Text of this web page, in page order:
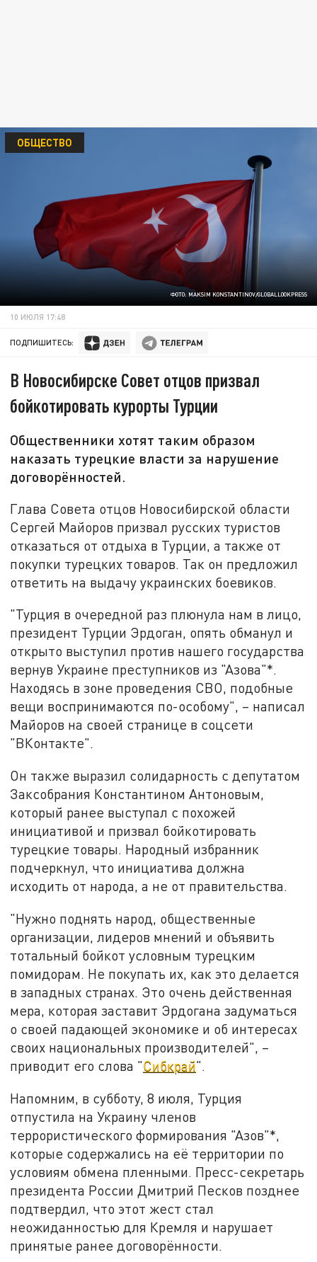
ФОТО: MAKSIM KONSTANTINOV/GLOBALLOOKPRESS
ОБЩЕСТВО
10 ИЮЛЯ 17:48
ПОДПИШИТЕСЬ:
В Новосибирске Совет отцов призвал
бойкотировать курорты Турции
Общественники хотят таким образом
наказать турецкие власти за нарушение
договорённостей.
Глава Совета отцов Новосибирской области
Сергей Майоров призвал русских туристов
отказаться от отдыха в Турции, а также от
покупки турецких товаров. Так он предложил
ответить на выдачу украинских боевиков.
"Турция в очередной раз плюнула нам в лицо,
президент Турции Эрдоган, опять обманул и
открыто выступил против нашего государства
вернув Украине преступников из "Азова"*.
Находясь в зоне проведения СВО, подобные
вещи воспринимаются по-особому", – написал
Майоров на своей странице в соцсети
"ВКонтакте".
Он также выразил солидарность с депутатом
Заксобрания Константином Антоновым,
который ранее выступал с похожей
инициативой и призвал бойкотировать
турецкие товары. Народный избранник
подчеркнул, что инициатива должна
исходить от народа, а не от правительства.
"Нужно поднять народ, общественные
организации, лидеров мнений и объявить
тотальный бойкот условным турецким
помидорам. Не покупать их, как это делается
в западных странах. Это очень действенная
мера, которая заставит Эрдогана задуматься
о своей падающей экономике и об интересах
своих национальных производителей", –
приводит его слова "Сибкрай".
Напомним, в субботу, 8 июля, Турция
отпустила на Украину членов
террористического формирования "Азов"*,
которые содержались на её территории по
условиям обмена пленными. Пресс-секретарь
президента России Дмитрий Песков позднее
подтвердил, что этот жест стал
неожиданностью для Кремля и нарушает
принятые ранее договорённости.